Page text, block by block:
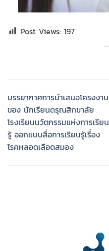
Post Views: 197
บรรยากาศการนำเสนอโครงงาน
ของ นักเรียนดรุณสิกขาลัย
โรงเรียนนวัตกรรมแห่งการเรียน
รู้ ออกแบบสื่อการเรียนรู้เรื่อง
โรคหลอดเลือดสมอง